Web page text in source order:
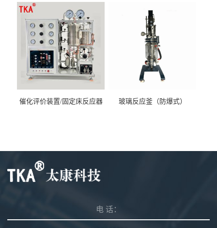
催化评价装置/固定床反应器 玻璃反应釜（防爆式）
电 话：